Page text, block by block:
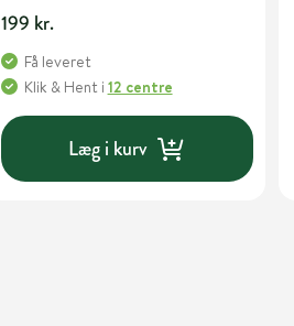
199 kr.
Få leveret
Klik & Hent i 12 centre
Læg i kurv